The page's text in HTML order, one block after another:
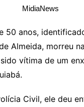
MidiaNews
50 anos,
Almeida, morreu
vítima de um
Civil, ele deu